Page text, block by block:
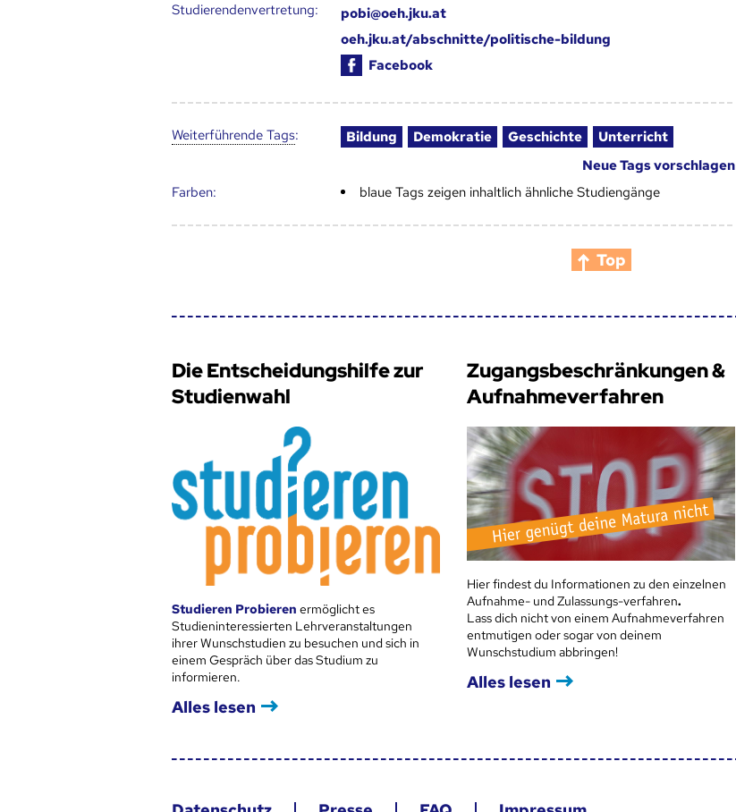
Studierendenvertretung:
pobi@oeh.jku.at
oeh.jku.at/abschnitte/politische-bildung
Facebook
Weiter­führende Tags: Bildung Demokratie Geschichte
Unterricht
Neue Tags vorschlagen
Farben:
blaue Tags zeigen inhaltlich ähnliche Studiengänge
Top
Die Entscheidungshilfe zur
Studienwahl
Studieren Probieren ermöglicht es
Studieninteressierten Lehrveranstaltungen
ihrer Wunschstudien zu besuchen und sich in
einem Gespräch über das Studium zu
informieren.
Alles lesen
Zugangsbeschränkungen &
Aufnahmeverfahren
Hier findest du Informationen zu den einzelnen
Aufnahme- und Zulassungs-verfahren.
Lass dich nicht von einem Aufnahmeverfahren
entmutigen oder sogar von deinem
Wunschstudium abbringen!
Alles lesen